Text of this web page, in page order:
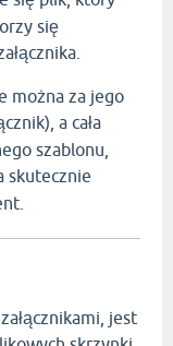
się
można za jego
a cała
szablonu,
skutecznie
jest